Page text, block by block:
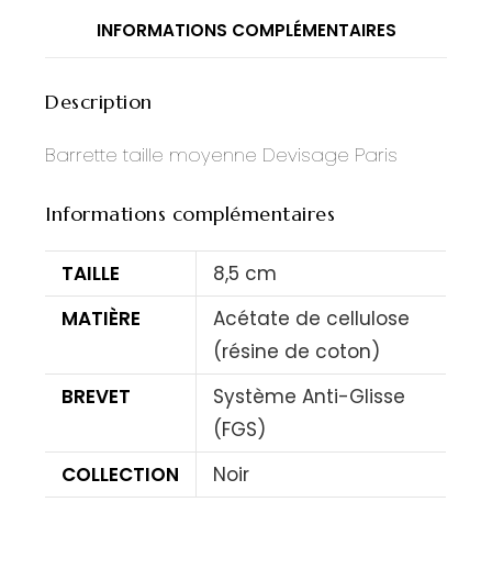
INFORMATIONS COMPLÉMENTAIRES
Description
Barrette taille moyenne Devisage Paris
Informations complémentaires
TAILLE
8,5 cm
MATIÈRE
Acétate de cellulose
(résine de coton)
BREVET
Système Anti-Glisse
(FGS)
COLLECTION
Noir